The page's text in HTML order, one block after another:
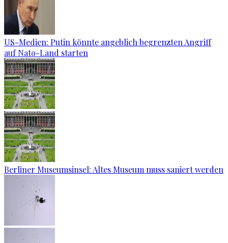
US-Medien: Putin könnte angeblich begrenzten Angriff
auf Nato-Land starten
Berliner Museumsinsel: Altes Museum muss saniert werden